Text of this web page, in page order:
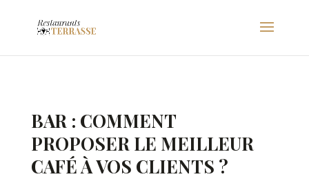
BAR : COMMENT
PROPOSER LE MEILLEUR
CAFÉ À VOS CLIENTS ?